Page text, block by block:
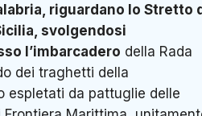
riguardano lo Stretto
svolgendosi
l’imbarcadero della Rada
dei traghetti della
espletati da pattuglie delle